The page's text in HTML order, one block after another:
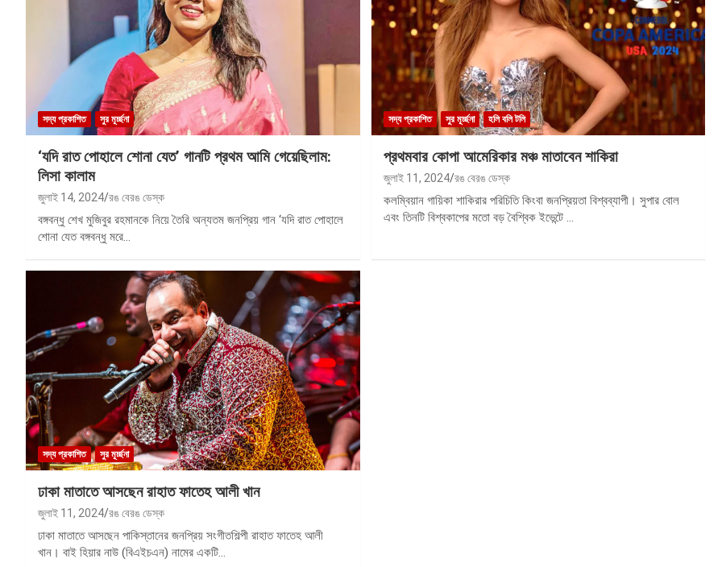
সদ্য প্রকাশিত সুর মূর্চ্ছনা
‘যদি রাত পোহালে শোনা যেত’ গানটি প্রথম আমি গেয়েছিলাম:
লিসা কালাম
জুলাই 14, 2024 রঙ বেরঙ ডেস্ক
বঙ্গবন্ধু শেখ মুজিবুর রহমানকে নিয়ে তৈরি অন্যতম জনপ্রিয় গান ‘যদি রাত পোহালে
শোনা যেত বঙ্গবন্ধু মরে…
সদ্য প্রকাশিত সুর মূর্চ্ছনা হলি বলি টলি
প্রথমবার কোপা আমেরিকার মঞ্চ মাতাবেন শাকিরা
জুলাই 11, 2024 রঙ বেরঙ ডেস্ক
কলম্বিয়ান গায়িকা শাকিরার পরিচিতি কিংবা জনপ্রিয়তা বিশ্বব্যাপী। সুপার বোল
এবং তিনটি বিশ্বকাপের মতো বড় বৈশ্বিক ইভেন্টে …
সদ্য প্রকাশিত সুর মূর্চ্ছনা
ঢাকা মাতাতে আসছেন রাহাত ফাতেহ আলী খান
জুলাই 11, 2024 রঙ বেরঙ ডেস্ক
ঢাকা মাতাতে আসছেন পাকিস্তানের জনপ্রিয় সংগীতশিল্পী রাহাত ফাতেহ আলী
খান। বাই হিয়ার নাউ (বিএইচএন) নামের একটি…